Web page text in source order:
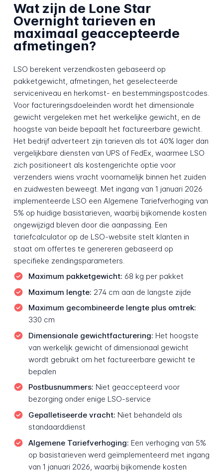
Wat zijn de Lone Star
Overnight tarieven en
maximaal geaccepteerde
afmetingen?
LSO berekent verzendkosten gebaseerd op
pakketgewicht, afmetingen, het geselecteerde
serviceniveau en herkomst- en bestemmingspostcodes.
Voor factureringsdoeleinden wordt het dimensionale
gewicht vergeleken met het werkelijke gewicht, en de
hoogste van beide bepaalt het factureerbare gewicht.
Het bedrijf adverteert zijn tarieven als tot 40% lager dan
vergelijkbare diensten van UPS of FedEx, waarmee LSO
zich positioneert als kostengerichte optie voor
verzenders wiens vracht voornamelijk binnen het zuiden
en zuidwesten beweegt. Met ingang van 1 januari 2026
implementeerde LSO een Algemene Tariefverhoging van
5% op huidige basistarieven, waarbij bijkomende kosten
ongewijzigd bleven door die aanpassing. Een
tariefcalculator op de LSO-website stelt klanten in
staat om offertes te genereren gebaseerd op
specifieke zendingsparameters.
Maximum pakketgewicht: 68 kg per pakket
Maximum lengte: 274 cm aan de langste zijde
Maximum gecombineerde lengte plus omtrek:
330 cm
Dimensionale gewichtfacturering: Het hoogste
van werkelijk gewicht of dimensionaal gewicht
wordt gebruikt om het factureerbare gewicht te
bepalen
Postbusnummers: Niet geaccepteerd voor
bezorging onder enige LSO-service
Gepalletiseerde vracht: Niet behandeld als
standaarddienst
Algemene Tariefverhoging: Een verhoging van 5%
op basistarieven werd geïmplementeerd met ingang
van 1 januari 2026, waarbij bijkomende kosten